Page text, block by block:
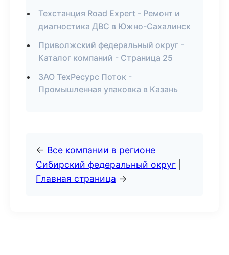
Техстанция Road Expert - Ремонт и
диагностика ДВС в Южно-Сахалинск
Приволжский федеральный округ -
Каталог компаний - Страница 25
ЗАО ТехРесурс Поток -
Промышленная упаковка в Казань
← Все компании в регионе
Сибирский федеральный округ
Главная страница →